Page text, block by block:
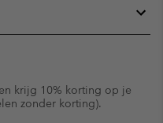
krijg 10% korting op je
zonder korting).